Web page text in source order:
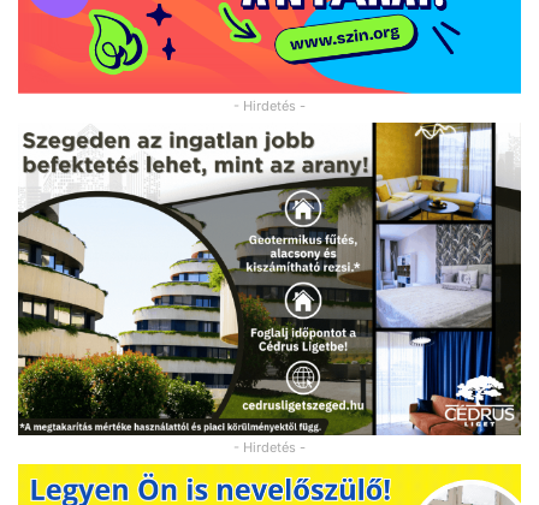
- Hirdetés -
- Hirdetés -